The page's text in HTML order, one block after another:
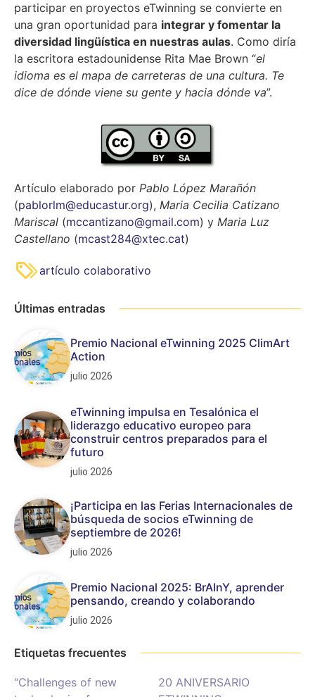
participar en proyectos eTwinning se convierte en
una gran oportunidad para integrar y fomentar la
diversidad lingüística en nuestras aulas. Como diría
la escritora estadounidense Rita Mae Brown “el
idioma es el mapa de carreteras de una cultura. Te
dice de dónde viene su gente y hacia dónde va”.
Artículo elaborado por Pablo López Marañón
(pablorlm@educastur.org), Maria Cecilia Catizano
Mariscal (mccantizano@gmail.com) y Maria Luz
Castellano (mcast284@xtec.cat)
artículo colaborativo
Últimas entradas
Premio Nacional eTwinning 2025 ClimArt
Action
julio 2026
eTwinning impulsa en Tesalónica el
liderazgo educativo europeo para
construir centros preparados para el
futuro
julio 2026
¡Participa en las Ferias Internacionales de
búsqueda de socios eTwinning de
septiembre de 2026!
julio 2026
Premio Nacional 2025: BrAInY, aprender
pensando, creando y colaborando
julio 2026
Etiquetas frecuentes
“Challenges of new
20 ANIVERSARIO